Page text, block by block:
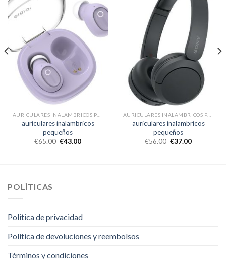
auriculares inalambricos
pequeños
€65.00 €43.00
auriculares inalambricos
pequeños
€56.00 €37.00
POLÍTICAS
Politica de privacidad
Política de devoluciones y reembolsos
Términos y condiciones